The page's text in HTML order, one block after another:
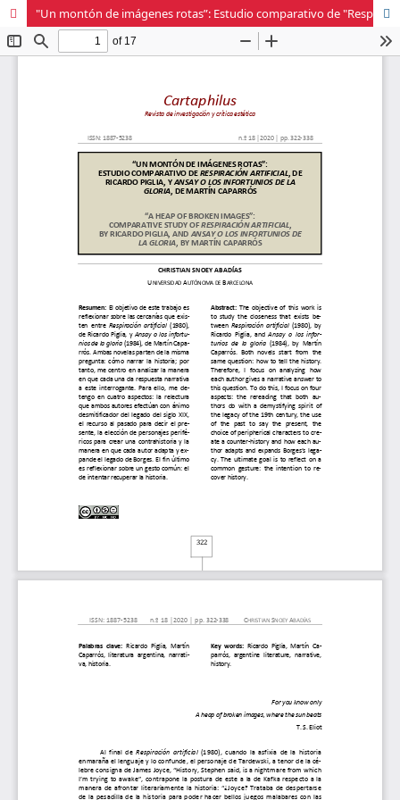
"Un montón de imágenes rotas”: Estudio comparativo de "Respiración artificial", de Ricardo Piglia, y "Ansay o los infortunios", de la gloria, de Martín Caparrós